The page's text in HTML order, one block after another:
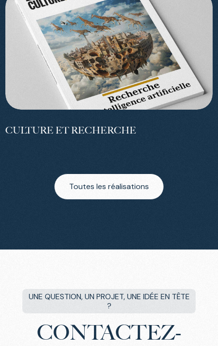
CULTURE ET RECHERCHE
Toutes les réalisations
UNE QUESTION, UN PROJET, UNE IDÉE EN TÊTE
?
CONTACTEZ-